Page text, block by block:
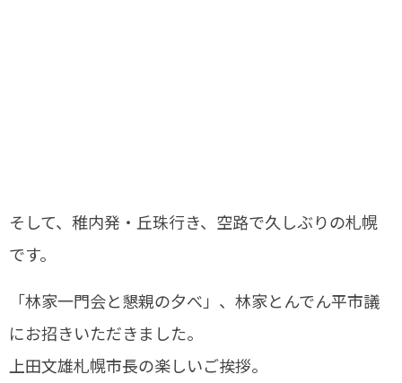
そして、稚内発・丘珠行き、空路で久しぶりの札幌
です。
「林家一門会と懇親の夕べ」、林家とんでん平市議
にお招きいただきました。
上田文雄札幌市長の楽しいご挨拶。